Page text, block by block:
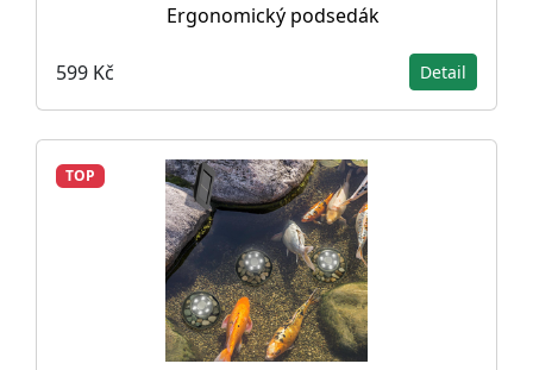
Ergonomický podsedák
599 Kč Detail
TOP